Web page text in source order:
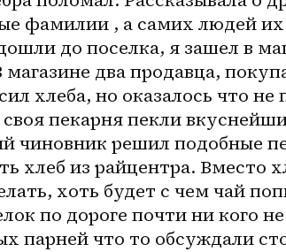
фамилии , а самих людей их
до поселка, я зашел в
магазине два продавца,
хлеба, но оказалось что не
своя пекарня пекли
чиновник решил подобные
хлеб из райцентра. Вместо
хоть будет с чем чай
по дороге почти ни кого
парней что то обсуждали